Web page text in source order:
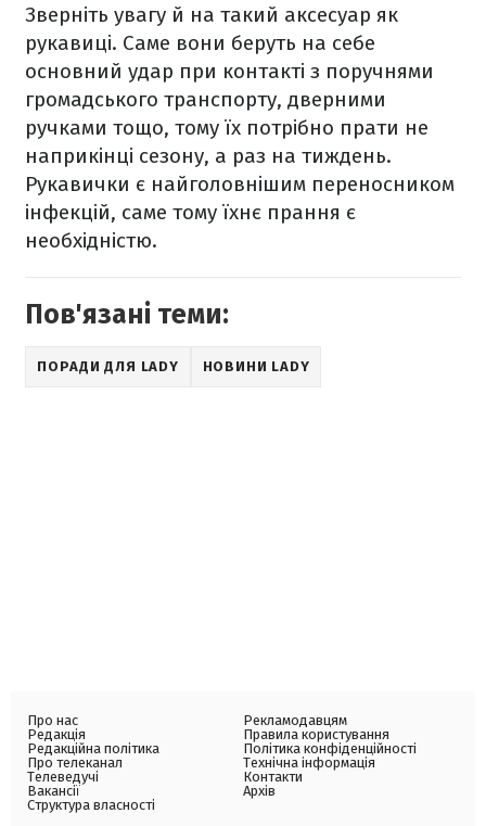
Зверніть увагу й на такий аксесуар як
рукавиці. Саме вони беруть на себе
основний удар при контакті з поручнями
громадського транспорту, дверними
ручками тощо, тому їх потрібно прати не
наприкінці сезону, а раз на тиждень.
Рукавички є найголовнішим переносником
інфекцій, саме тому їхнє прання є
необхідністю.
Пов'язані теми:
ПОРАДИ ДЛЯ LADY НОВИНИ LADY
Про нас
Редакція
Редакційна політика
Про телеканал
Телеведучі
Вакансії
Структура власності
Рекламодавцям
Правила користування
Політика конфіденційності
Технічна інформація
Контакти
Архів